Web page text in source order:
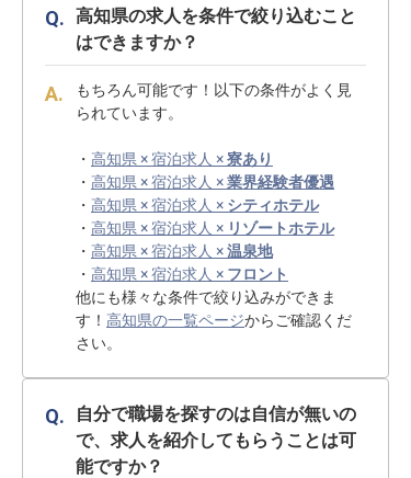
高知県の求人を条件で絞り込むこと
はできますか？
もちろん可能です！以下の条件がよく見
られています。
・ 高知県 × 宿泊求人 ×寮あり
・ 高知県 × 宿泊求人 ×業界経験者優遇
・ 高知県 × 宿泊求人 × シティホテル
・ 高知県 × 宿泊求人 × リゾートホテル
・ 高知県 × 宿泊求人 ×温泉地
・ 高知県 × 宿泊求人 × フロント
他にも様々な条件で絞り込みができま
す！ 高知県の一覧ページからご確認くだ
さい。
自分で職場を探すのは自信が無いの
で、求人を紹介してもらうことは可
能ですか？